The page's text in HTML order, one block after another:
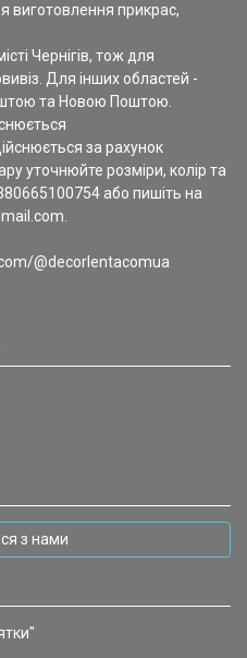
виготовлення прикрас,
Чернігів, тож для
Для інших областей -
та Новою Поштою.
за рахунок
уточнюйте розміри, колір та
або пишіть на
@decorlentacomua
з нами